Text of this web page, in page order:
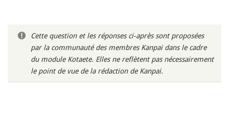
Cette question et les réponses ci-après sont proposées
par la communauté des membres Kanpai dans le cadre
du module Kotaete. Elles ne reflètent pas nécessairement
le point de vue de la rédaction de Kanpai.